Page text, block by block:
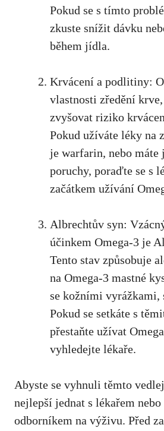
Pokud se s⁤ tímto
zkuste snížit dávku
během jídla.
Krvácení‌ a podlitiny:
vlastnosti zředění
zvyšovat riziko
⁤Pokud užíváte léky⁤ na
je warfarin, nebo⁣
poruchy,​ poraďte se s
začátkem užívání
Albrechtův ⁤syn:
účinkem ⁣Omega-3 je
Tento​ stav ‌způsobuje
na‍ Omega-3 mastné
se kožními vyrážkami,
‌Pokud se⁤ setkáte s
přestaňte užívat
vyhledejte lékaře.
Abyste se vyhnuli těmto
nejlepší jednat ⁤s lékařem
odborníkem‌ na výživu.⁢ Před